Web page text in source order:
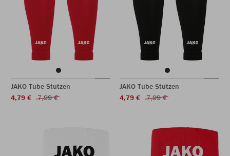
JAKO Tube Stutzen
4,79 €
7,99 €
JAKO Tube Stutzen
4,79 €
7,99 €